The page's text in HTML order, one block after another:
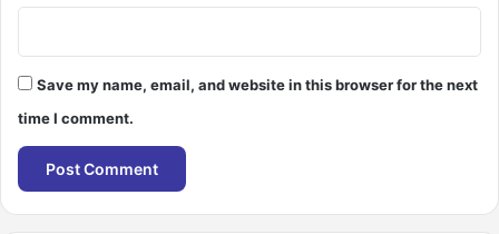
Save my name, email, and website in this browser for the next
time I comment.